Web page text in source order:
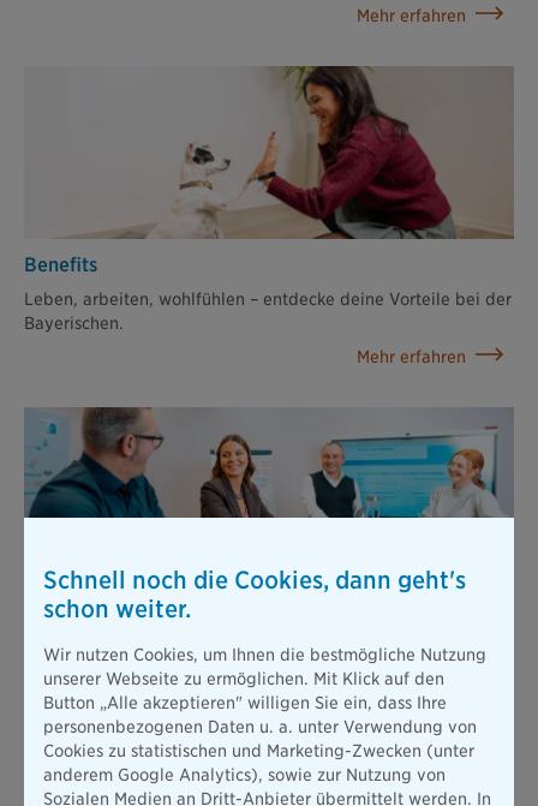
Mehr erfahren
Benefits
Leben, arbeiten, wohlfühlen – entdecke deine Vorteile bei der
Bayerischen.
Mehr erfahren
Weiterbildungsmöglichkeiten
Entwicklung durch Erfahrungen, Selbstreflexion,
Weiterbildung und Austausch. Entfalte bei uns dein volles
Potenzial.
Mehr erfahren
Schnell noch die Cookies, dann geht's
schon weiter.
Wir nutzen Cookies, um Ihnen die bestmögliche Nutzung
unserer Webseite zu ermöglichen. Mit Klick auf den
Button „Alle akzeptieren" willigen Sie ein, dass Ihre
personenbezogenen Daten u. a. unter Verwendung von
Cookies zu statistischen und Marketing-Zwecken (unter
anderem Google Analytics), sowie zur Nutzung von
Sozialen Medien an Dritt-Anbieter übermittelt werden. In